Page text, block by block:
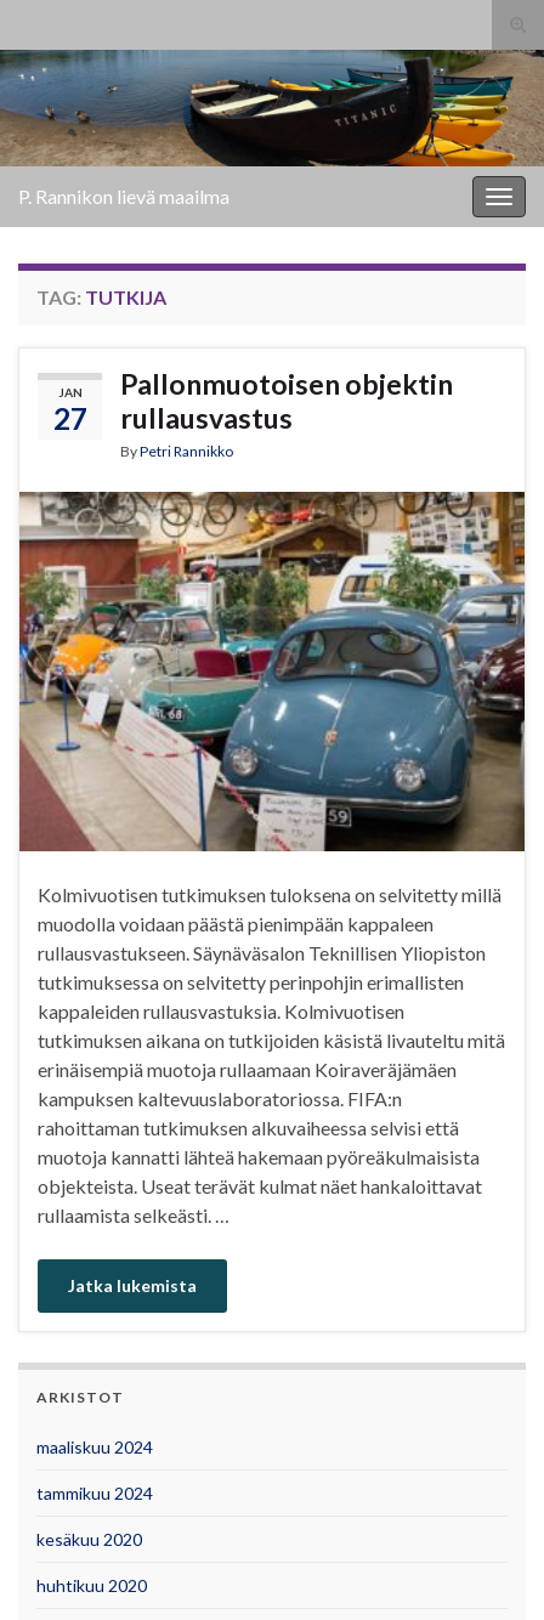
Search for:
P. Rannikon lievä maailma
TAG: TUTKIJA
JAN
27
Pallonmuotoisen objektin
rullausvastus
ByPetri Rannikko
Kolmivuotisen tutkimuksen tuloksena on selvitetty millä
muodolla voidaan päästä pienimpään kappaleen
rullausvastukseen. Säynäväsalon Teknillisen Yliopiston
tutkimuksessa on selvitetty perinpohjin erimallisten
kappaleiden rullausvastuksia. Kolmivuotisen
tutkimuksen aikana on tutkijoiden käsistä livauteltu mitä
erinäisempiä muotoja rullaamaan Koiraveräjämäen
kampuksen kaltevuuslaboratoriossa. FIFA:n
rahoittaman tutkimuksen alkuvaiheessa selvisi että
muotoja kannatti lähteä hakemaan pyöreäkulmaisista
objekteista. Useat terävät kulmat näet hankaloittavat
rullaamista selkeästi. …
Jatka lukemista
ARKISTOT
maaliskuu 2024
tammikuu 2024
kesäkuu 2020
huhtikuu 2020